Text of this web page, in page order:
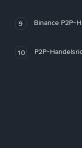
9 Binance P2P-
10 P2P-